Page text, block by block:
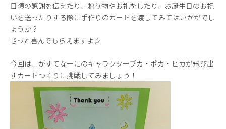
日頃の感謝を伝えたり、贈り物やお礼をしたり、お誕生日のお祝
いを送ったりする際に手作りのカードを渡してみてはいかがでし
ょうか？
きっと喜んでもらえますよ☆
今回は、がすてなーにのキャラクタープカ・ポカ・ピカが飛び出
すカードつくりに挑戦してみましょう！